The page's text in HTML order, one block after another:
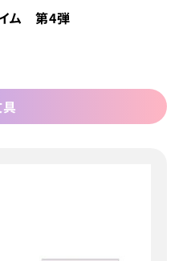
ム 第4弾